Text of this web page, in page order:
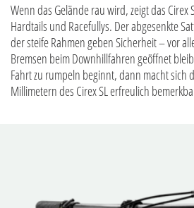
Wenn das Gelände rau wird, zeigt das Cirex
Hardtails und Racefullys. Der abgesenkte
der steife Rahmen geben Sicherheit – vor
Bremsen beim Downhillfahren geöffnet
Fahrt zu rumpeln beginnt, dann macht sich
Millimetern des Cirex SL erfreulich